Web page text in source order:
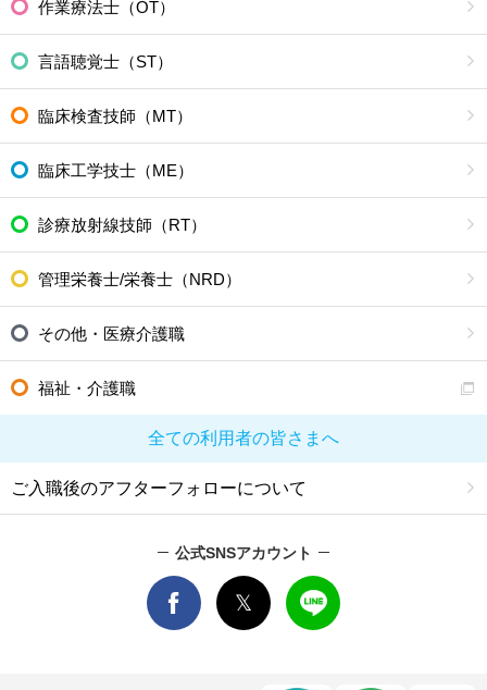
作業療法士（OT）
言語聴覚士（ST）
臨床検査技師（MT）
臨床工学技士（ME）
診療放射線技師（RT）
管理栄養士/栄養士（NRD）
その他・医療介護職
福祉・介護職
全ての利用者の皆さまへ
ご入職後のアフターフォローについて
公式SNSアカウント